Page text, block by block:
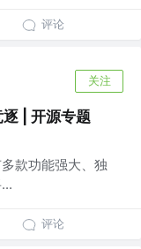
评论
关注
| 开源专题
款功能强大、独
评论